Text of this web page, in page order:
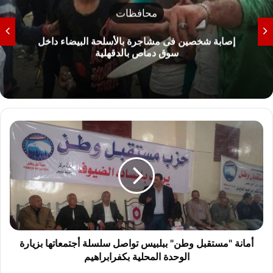
محافظات
شمال سيناء تحذر من نزول البحر الأبيض المتوسط
وتوضح خطورة الأمواج
أ
ن
ة
"
م
س
ت
أمانة "مستقبل وطن" ببلبيس تواصل سلسلة أجتمعاتها بزيارة
الوحدة المحلية بكفرابراهيم